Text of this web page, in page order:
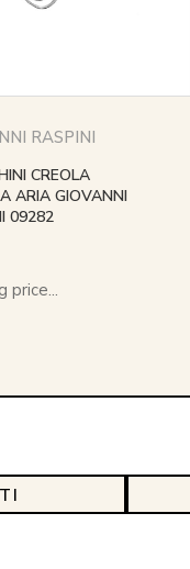
RASPINI
CREOLA
ARIA GIOVANNI
09282
price...